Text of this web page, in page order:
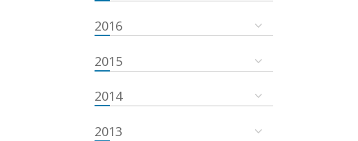
2016
2015
2014
2013